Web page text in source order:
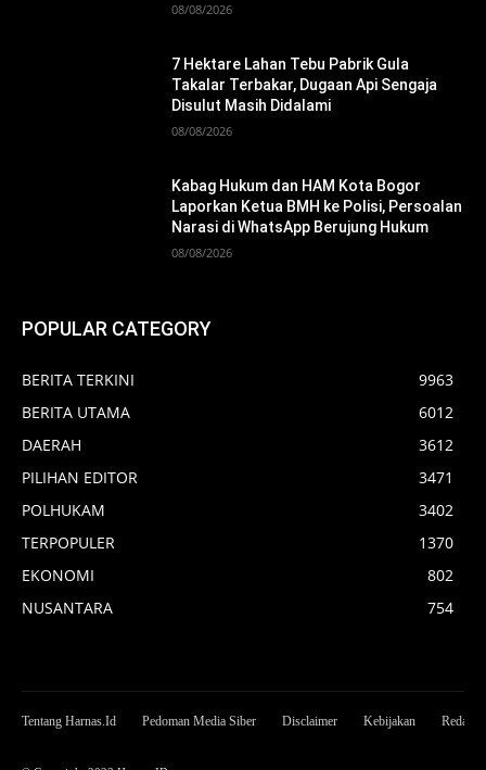
08/08/2026
7 Hektare Lahan Tebu Pabrik Gula
Takalar Terbakar, Dugaan Api Sengaja
Disulut Masih Didalami
08/08/2026
Kabag Hukum dan HAM Kota Bogor
Laporkan Ketua BMH ke Polisi, Persoalan
Narasi di WhatsApp Berujung Hukum
08/08/2026
POPULAR CATEGORY
BERITA TERKINI
9963
BERITA UTAMA
6012
DAERAH
3612
PILIHAN EDITOR
3471
POLHUKAM
3402
TERPOPULER
1370
EKONOMI
802
NUSANTARA
754
Tentang Harnas.Id Pedoman Media Siber Disclaimer Kebijakan Redaksi